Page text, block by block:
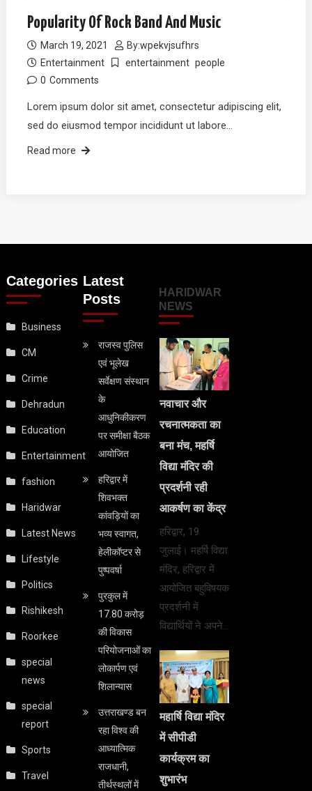
Popularity Of Rock Band And Music
March 19, 2021 By:wpekvjsufhrs
Entertainment
entertainment people
0 Comments
Lorem ipsum dolor sit amet, consectetur adipiscing elit,
sed do eiusmod tempor incididunt ut labore…
Read more
Categories
Business
CM
Crime
Dehradun
Education
Entertainment
fashion
Haridwar
Latest News
Lifestyle
Politics
Rishikesh
Roorkee
special
news
special
report
Sports
Travel
Latest
Posts
राजस्व पुलिस
एवं भूलेख
सर्वेक्षण संस्थान
के
आधुनिकीकरण
पर समीक्षा बैठक
आयोजित
हरिद्वार में
शिवभक्त
कांवड़ियों का
भव्य स्वागत,
हेलीकॉप्टर से
पुष्पवर्षा
पुरकुल में
17.80 करोड़
की विकास
परियोजनाओं का
लोकार्पण एवं
शिलान्यास
उत्तराखण्ड बन
रहा विश्व की
आध्यात्मिक
राजधानी,
तीर्थस्थलों में
HARIDWAR
NEWS
नवाचार और
रचनात्मकता का
बना मंच, महर्षि
विद्या मंदिर की
प्रदर्शनी रही
आकर्षण का केंद्र
हरिद्वार, 19
जुलाई। महर्षि विद्या
मंदिर, हरिद्वार में
आयोजित बहुविषयक
प्रदर्शनी में
विद्यार्थियों ने अपने…
महार्षि विद्या मंदिर
में सीपीडी
कार्यक्रम का
शुभारंभ